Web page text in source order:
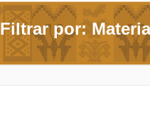
Filtrar por: Materia